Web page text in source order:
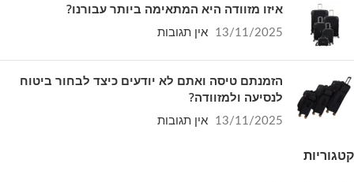
איזו מזוודה היא המתאימה ביותר עבורנו?
13/11/2025 אין תגובות
הזמנתם טיסה ואתם לא יודעים כיצד לבחור ביטוח
לנסיעה ולמזוודה?
13/11/2025 אין תגובות
קטגוריות